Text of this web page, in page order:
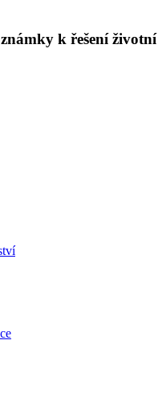
k řešení životní